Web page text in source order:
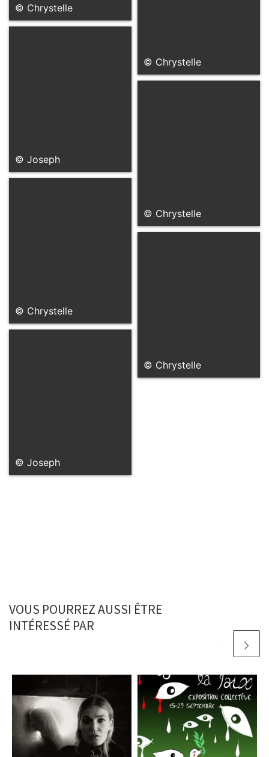
© Chrystelle
© Chrystelle
© Joseph
© Chrystelle
© Chrystelle
© Chrystelle
© Joseph
VOUS POURREZ AUSSI ÊTRE
INTÉRESSÉ PAR